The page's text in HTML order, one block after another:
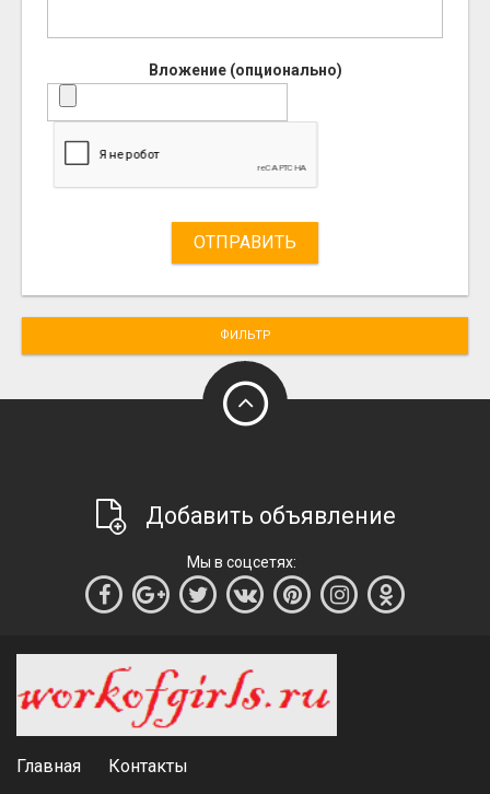
Вложение (опционально)
ОТПРАВИТЬ
ФИЛЬТР
Добавить объявление
Мы в соцсетях:
Главная Контакты